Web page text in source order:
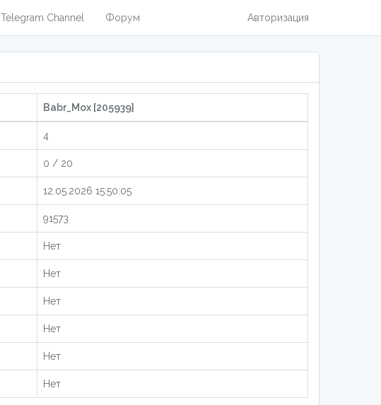
Telegram Channel Форум Авторизация
Babr_Mox [205939]
4
0 / 20
12.05.2026 15:50:05
91573
Нет
Нет
Нет
Нет
Нет
Нет